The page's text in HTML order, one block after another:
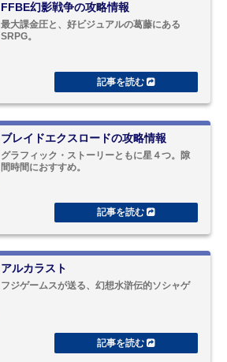
FFBE幻影戦争の攻略情報
最大課金圧と、好ビジュアルの葛藤にある
SRPG。
ブレイドエクスロードの攻略情報
グラフィック・ストーリーともに星４つ。隙
間時間におすすめ。
アルカラスト
フジゲームスが送る、幻想水滸伝的ソシャゲ